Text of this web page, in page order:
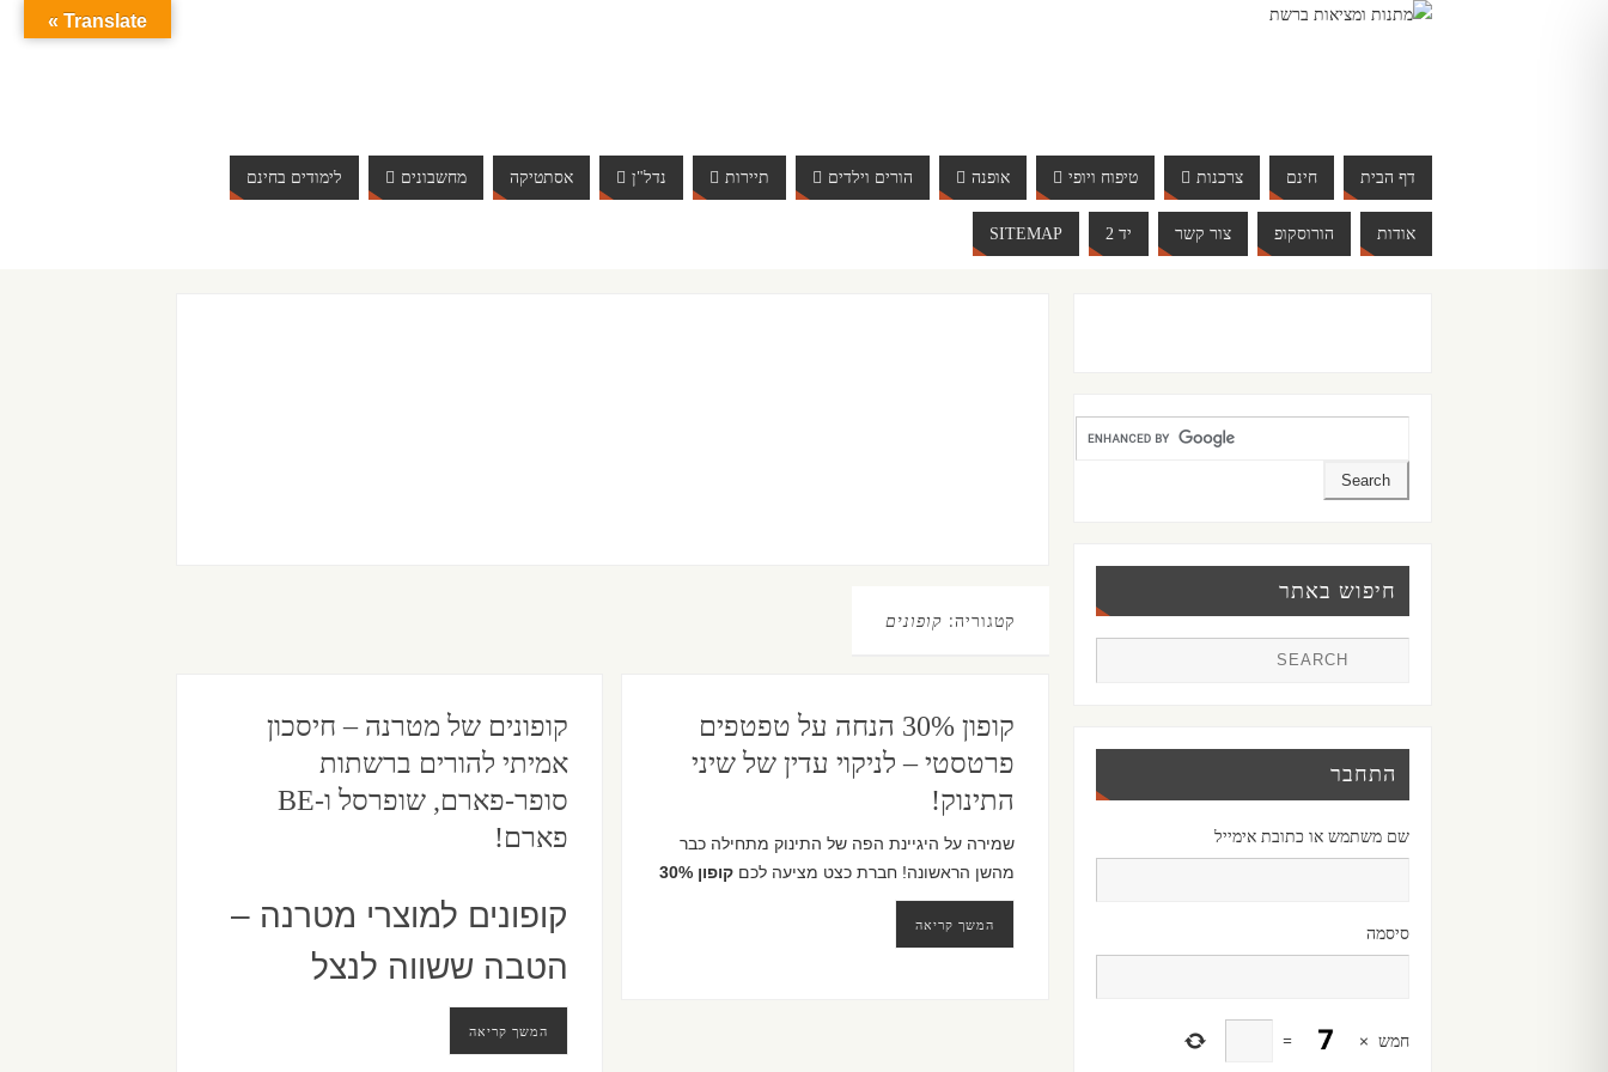
דף הבית חינם צרכנות טיפוח ויופי אופנה הורים וילדים תיירות נדל"ן אסתטיקה מחשבונים לימודים בחינם
אודות הורוסקופ צור קשר יד 2 SITEMAP
קטגוריה: קופונים
קופונים של מטרנה – חיסכון
אמיתי להורים ברשתות
סופר-פארם, שופרסל ו-BE
פארם!
קופונים למוצרי מטרנה –
הטבה ששווה לנצל
המשך קריאה
קופון 30% הנחה על טפטפים
פרטסטי – לניקוי עדין של שיני
התינוק!
שמירה על היגיינת הפה של התינוק מתחילה כבר
מהשן הראשונה! חברת כצט מציעה לכםקופון 30%
המשך קריאה
חיפוש באתר
התחבר
שם משתמש או כתובת אימייל
סיסמה
חמש ×
=
Translate »